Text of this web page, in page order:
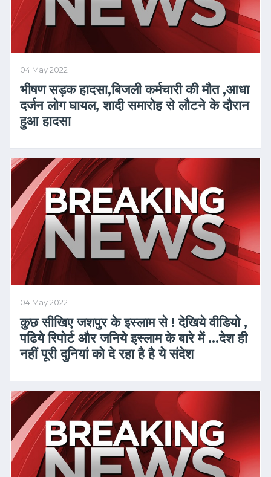
04 May 2022
भीषण सड़क हादसा,बिजली कर्मचारी की मौत ,आधा
दर्जन लोग घायल, शादी समारोह से लौटने के दौरान
हुआ हादसा
04 May 2022
कुछ सीखिए जशपुर के इस्लाम से ! देखिये वीडियो ,
पढिये रिपोर्ट और जनिये इस्लाम के बारे में …देश ही
नहीं पूरी दुनियां को दे रहा है है ये संदेश